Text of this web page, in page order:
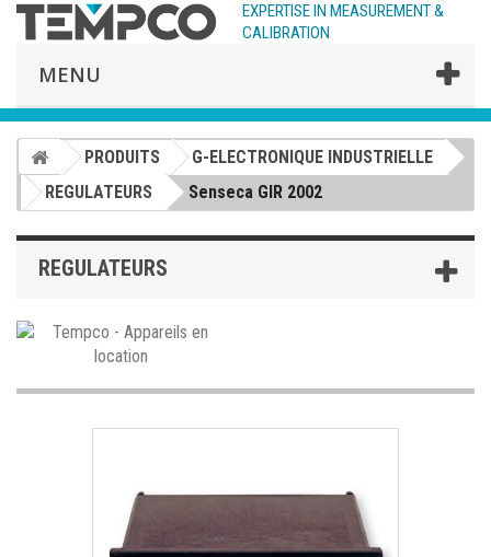
EXPERTISE IN MEASUREMENT &
CALIBRATION
MENU
PRODUITS
G-ELECTRONIQUE INDUSTRIELLE
REGULATEURS
Senseca GIR 2002
REGULATEURS